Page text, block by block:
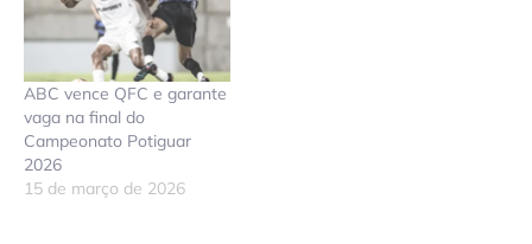
ABC vence QFC e garante
vaga na final do
Campeonato Potiguar
2026
15 de março de 2026